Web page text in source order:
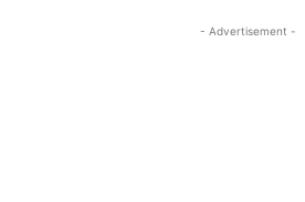
- Advertisement -